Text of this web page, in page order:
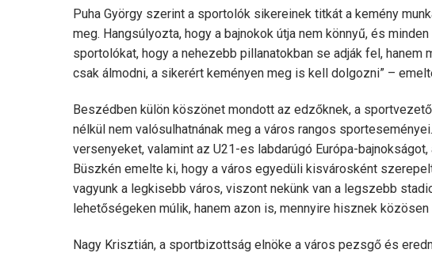
Puha György szerint a sportolók sikereinek titkát a kemény
meg. Hangsúlyozta, hogy a bajnokok útja nem könnyű, és
sportolókat, hogy a nehezebb pillanatokban se adják fel,
csak álmodni, a sikerért keményen meg is kell dolgozni” –
Beszédben külön köszönet mondott az edzőknek, a
nélkül nem valósulhatnának meg a város rangos
versenyeket, valamint az U21-es labdarúgó Európa-
Büszkén emelte ki, hogy a város egyedüli kisvárosként
vagyunk a legkisebb város, viszont nekünk van a legszebb
lehetőségeken múlik, hanem azon is, mennyire hisznek
Nagy Krisztián, a sportbizottság elnöke a város pezsgő és